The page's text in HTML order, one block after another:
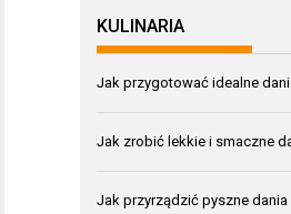
KULINARIA
Jak przygotować idealne
Jak zrobić lekkie i smaczne
Jak przyrządzić pyszne dania